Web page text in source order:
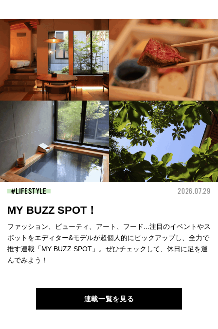
LIFESTYLE 2026.07.29
MY BUZZ SPOT！
ファッション、ビューティ、アート、フード...注目のイベントやス
ポットをエディター&モデルが超個人的にピックアップし、全力で
推す連載「MY BUZZ SPOT」。ぜひチェックして、休日に足を運
んでみよう！
連載一覧を見る